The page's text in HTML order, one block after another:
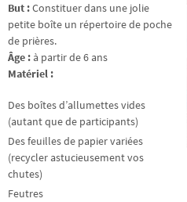
But :Constituer dans une jolie
petite boîte un répertoire de poche
de prières.
Âge : à partir de 6 ans
Matériel :
Des boîtes d’allumettes vides
(autant que de participants)
Des feuilles de papier variées
(recycler astucieusement vos
chutes)
Feutres